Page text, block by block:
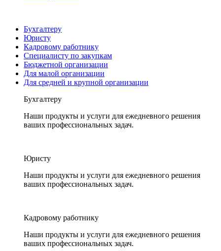
Бухгалтеру
Юристу
Кадровому работнику
Специалисту по закупкам
Бюджетной организации
Для малой организации
Для средней и крупной организации
Бухгалтеру
Наши продукты и услуги для ежедневного решения
ваших профессиональных задач.
Юристу
Наши продукты и услуги для ежедневного решения
ваших профессиональных задач.
Кадровому работнику
Наши продукты и услуги для ежедневного решения
ваших профессиональных задач.